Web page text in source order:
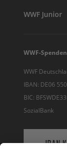
WWF Junior
WWF-
WWF
IBAN: DE06
BIC:
SozialBank
IBAN